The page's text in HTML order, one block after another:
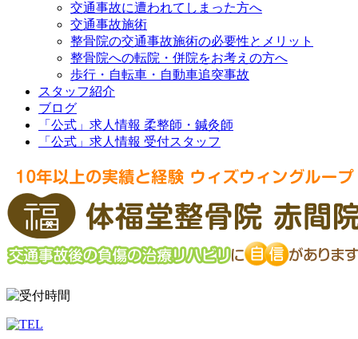
交通事故に遭われてしまった方へ
交通事故施術
整骨院の交通事故施術の必要性とメリット
整骨院への転院・併院をお考えの方へ
歩行・自転車・自動車追突事故
スタッフ紹介
ブログ
「公式」求人情報 柔整師・鍼灸師
「公式」求人情報 受付スタッフ